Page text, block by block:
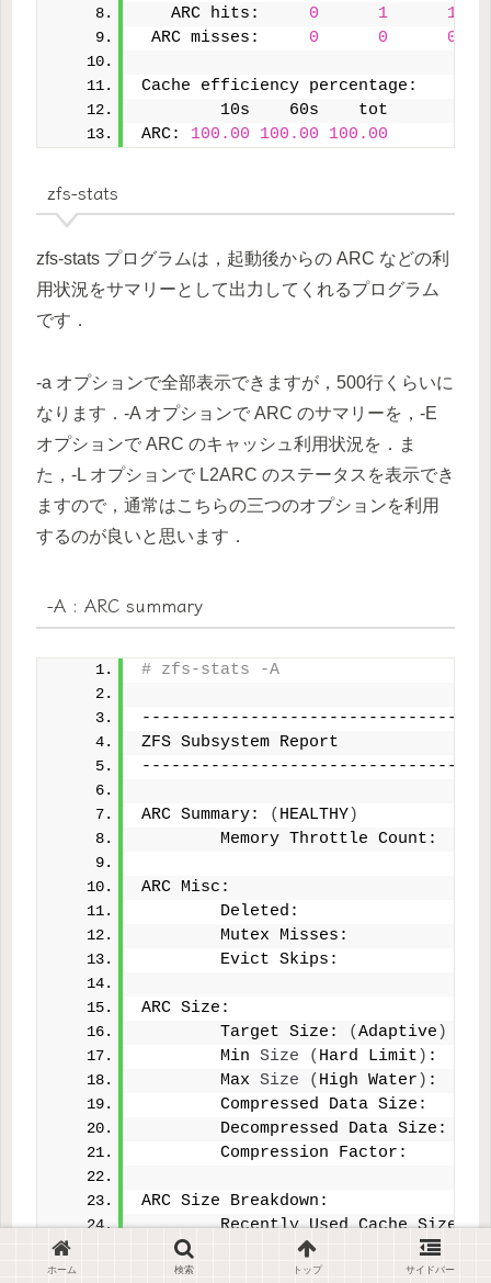
   ARC hits:
0 1
1
ARC misses: 0 0 0
Cache efficiency percentage:
        10s    60s    tot
ARC: 100.00 100.00 100.00
zfs-stats
zfs-stats プログラムは，起動後からの ARC などの利
用状況をサマリーとして出力してくれるプログラム
です．
-a オプションで全部表示できますが，500行くらいに
なります．-A オプションで ARC のサマリーを，-E
オプションで ARC のキャッシュ利用状況を．ま
た，-L オプションで L2ARC のステータスを表示でき
ますので，通常はこちらの三つのオプションを利用
するのが良いと思います．
-A : ARC summary
# zfs-stats -A
ZFS Subsystem Report
ARC Summary: ( HEALTHY)
Memory
ARC Misc:
Mutex
Evict
ARC
        Target Size:
(Adaptive )
        Min
Size ( Hard Limit )
        Max
Size ( High Water )
Compressed
Decompressed
Compression
ARC Size Breakdown:
Recently Used Cache
Frequently Used Cache
ホーム 検索 トップ サイドバー